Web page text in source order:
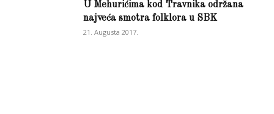
U Mehurićima kod Travnika održana
najveća smotra folklora u SBK
21. Augusta 2017.